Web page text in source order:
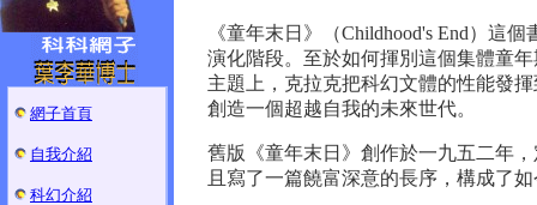
網子首頁
自我介紹
科幻介紹
《童年末日》（Childhood's End）這
演化階段。至於如何揮別這個集體童
主題上，克拉克把科幻文體的性能發
創造一個超越自我的未來世代。
舊版《童年末日》創作於一九五二年
且寫了一篇饒富深意的長序，構成了